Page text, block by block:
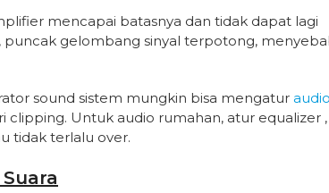
mencapai batasnya dan tidak dapat lagi
puncak gelombang sinyal terpotong,
sound sistem mungkin bisa mengatur audio
Untuk audio rumahan, atur equalizer
tidak terlalu over.